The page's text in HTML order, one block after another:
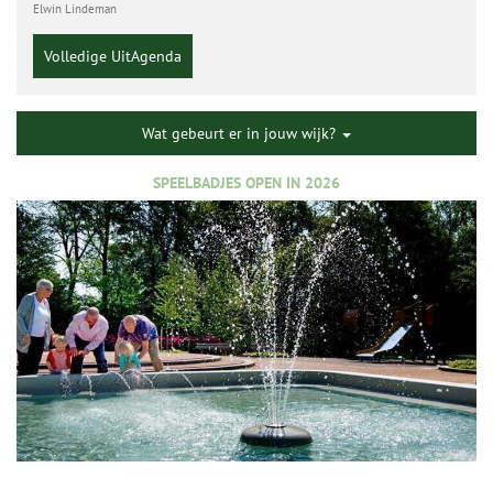
Elwin Lindeman
Volledige UitAgenda
Wat gebeurt er in jouw wijk?
SPEELBADJES OPEN IN 2026